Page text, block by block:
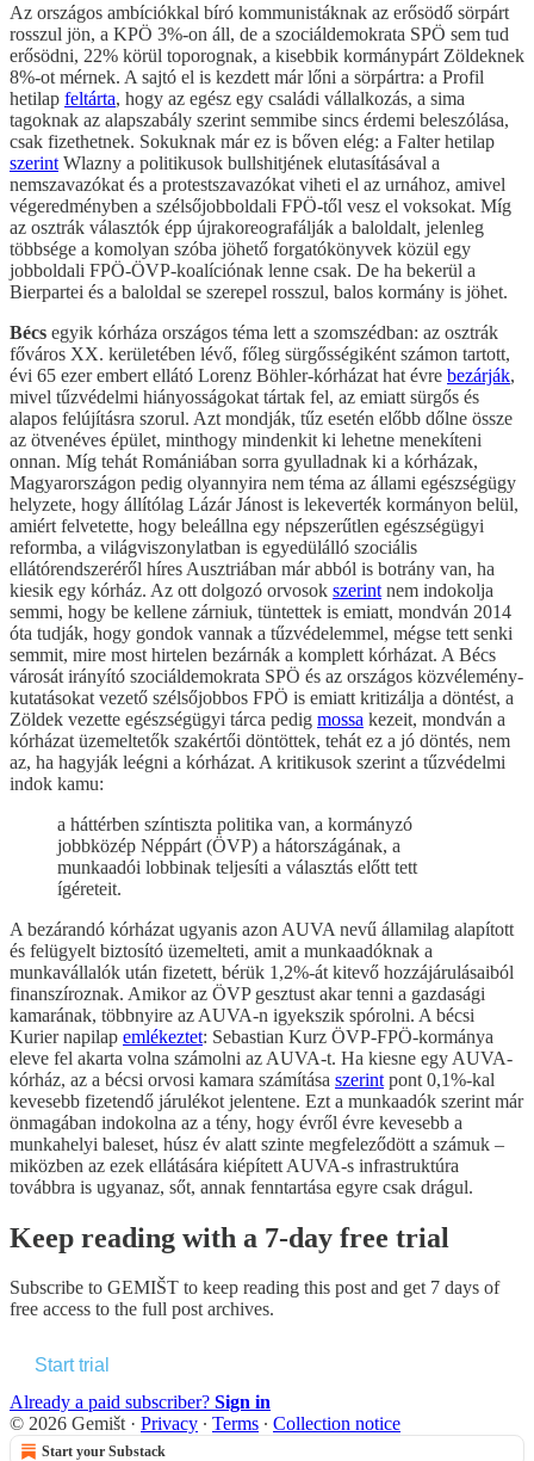
Az országos ambíciókkal bíró kommunistáknak az erősödő sörpárt
rosszul jön, a KPÖ 3%-on áll, de a szociáldemokrata SPÖ sem tud
erősödni, 22% körül toporognak, a kisebbik kormánypárt Zöldeknek
8%-ot mérnek. A sajtó el is kezdett már lőni a sörpártra: a Profil
hetilap feltárta, hogy az egész egy családi vállalkozás, a sima
tagoknak az alapszabály szerint semmibe sincs érdemi beleszólása,
csak fizethetnek. Sokuknak már ez is bőven elég: a Falter hetilap
szerint Wlazny a politikusok bullshitjének elutasításával a
nemszavazókat és a protestszavazókat viheti el az urnához, amivel
végeredményben a szélsőjobboldali FPÖ-től vesz el voksokat. Míg
az osztrák választók épp újrakoreografálják a baloldalt, jelenleg
többsége a komolyan szóba jöhető forgatókönyvek közül egy
jobboldali FPÖ-ÖVP-koalíciónak lenne csak. De ha bekerül a
Bierpartei és a baloldal se szerepel rosszul, balos kormány is jöhet.
Bécs egyik kórháza országos téma lett a szomszédban: az osztrák
főváros XX. kerületében lévő, főleg sürgősségiként számon tartott,
évi 65 ezer embert ellátó Lorenz Böhler-kórházat hat évre bezárják,
mivel tűzvédelmi hiányosságokat tártak fel, az emiatt sürgős és
alapos felújításra szorul. Azt mondják, tűz esetén előbb dőlne össze
az ötvenéves épület, minthogy mindenkit ki lehetne menekíteni
onnan. Míg tehát Romániában sorra gyulladnak ki a kórházak,
Magyarországon pedig olyannyira nem téma az állami egészségügy
helyzete, hogy állítólag Lázár Jánost is lekeverték kormányon belül,
amiért felvetette, hogy beleállna egy népszerűtlen egészségügyi
reformba, a világviszonylatban is egyedülálló szociális
ellátórendszeréről híres Ausztriában már abból is botrány van, ha
kiesik egy kórház. Az ott dolgozó orvosok szerint nem indokolja
semmi, hogy be kellene zárniuk, tüntettek is emiatt, mondván 2014
óta tudják, hogy gondok vannak a tűzvédelemmel, mégse tett senki
semmit, mire most hirtelen bezárnák a komplett kórházat. A Bécs
városát irányító szociáldemokrata SPÖ és az országos közvélemény-
kutatásokat vezető szélsőjobbos FPÖ is emiatt kritizálja a döntést, a
Zöldek vezette egészségügyi tárca pedig mossa kezeit, mondván a
kórházat üzemeltetők szakértői döntöttek, tehát ez a jó döntés, nem
az, ha hagyják leégni a kórházat. A kritikusok szerint a tűzvédelmi
indok kamu:
a háttérben színtiszta politika van, a kormányzó
jobbközép Néppárt (ÖVP) a hátországának, a
munkaadói lobbinak teljesíti a választás előtt tett
ígéreteit.
A bezárandó kórházat ugyanis azon AUVA nevű államilag alapított
és felügyelt biztosító üzemelteti, amit a munkaadóknak a
munkavállalók után fizetett, bérük 1,2%-át kitevő hozzájárulásaiból
finanszíroznak. Amikor az ÖVP gesztust akar tenni a gazdasági
kamarának, többnyire az AUVA-n igyekszik spórolni. A bécsi
Kurier napilap emlékeztet: Sebastian Kurz ÖVP-FPÖ-kormánya
eleve fel akarta volna számolni az AUVA-t. Ha kiesne egy AUVA-
kórház, az a bécsi orvosi kamara számítása szerint pont 0,1%-kal
kevesebb fizetendő járulékot jelentene. Ezt a munkaadók szerint már
önmagában indokolna az a tény, hogy évről évre kevesebb a
munkahelyi baleset, húsz év alatt szinte megfeleződött a számuk –
miközben az ezek ellátására kiépített AUVA-s infrastruktúra
továbbra is ugyanaz, sőt, annak fenntartása egyre csak drágul.
Keep reading with a 7-day free trial
Subscribe to GEMIŠT to keep reading this post and get 7 days of
free access to the full post archives.
Start trial
Already a paid subscriber? Sign in
© 2026 Gemišt· Privacy ∙ Terms ∙ Collection notice
Start your Substack